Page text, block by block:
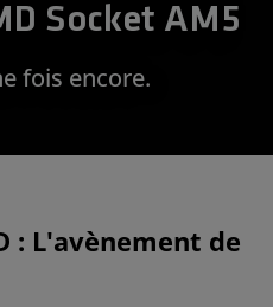
Socket AM5
fois encore.
: L'avènement de